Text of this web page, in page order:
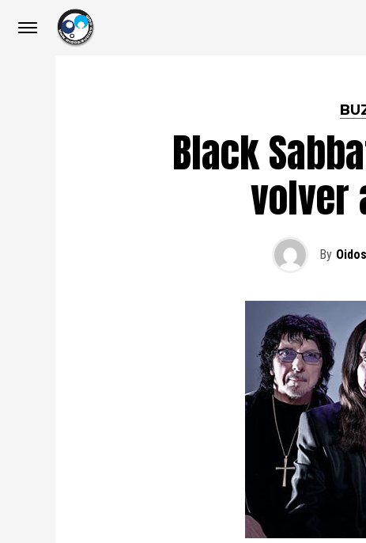
Black
volver
By